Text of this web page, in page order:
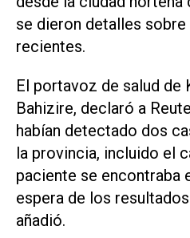
se dieron detalles
recientes.
El portavoz de salud ⁠de
Bahizire, declaró a
habían detectado dos
la provincia, incluido el
paciente se encontraba
espera de los
añadió.